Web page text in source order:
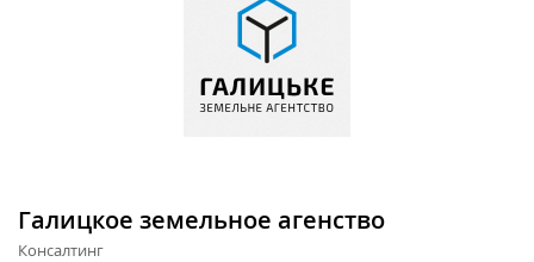
Галицкое земельное агенство
Консалтинг